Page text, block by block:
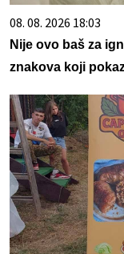
08. 08. 2026 18:03
Nije ovo baš za
znakova koji